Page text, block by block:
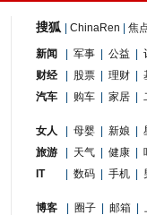
搜狐 ChinaRen 焦
新闻 军事 公益
财经
股票 理财
汽车
购车 家居
女人 母婴 新娘
旅游
天气 健康
IT
数码 手机
博客 圈子 邮箱